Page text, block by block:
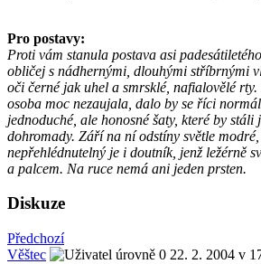
Pro postavy:
Proti vám stanula postava asi
obličej s nádhernými, dlouhými stříbrnými
oči černé jak uhel a smrsklé, nafialovělé
osoba moc nezaujala, dalo by se říci
jednoduché, ale honosné šaty, které by stáli
dohromady. Září na ní odstíny světle
nepřehlédnutelný je i doutník, jenž ležérně
a palcem. Na ruce nemá ani jeden prsten.
Diskuze
Předchozí
Věštec
22. 2. 2004 v